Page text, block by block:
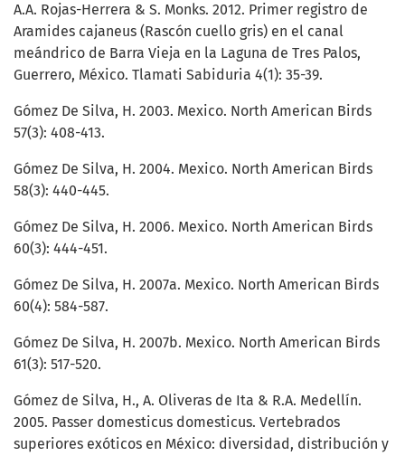
A.A. Rojas-Herrera & S. Monks. 2012. Primer registro de
Aramides cajaneus (Rascón cuello gris) en el canal
meándrico de Barra Vieja en la Laguna de Tres Palos,
Guerrero, México. Tlamati Sabiduria 4(1): 35-39.
Gómez De Silva, H. 2003. Mexico. North American Birds
57(3): 408-413.
Gómez De Silva, H. 2004. Mexico. North American Birds
58(3): 440-445.
Gómez De Silva, H. 2006. Mexico. North American Birds
60(3): 444-451.
Gómez De Silva, H. 2007a. Mexico. North American Birds
60(4): 584-587.
Gómez De Silva, H. 2007b. Mexico. North American Birds
61(3): 517-520.
Gómez de Silva, H., A. Oliveras de Ita & R.A. Medellín.
2005. Passer domesticus domesticus. Vertebrados
superiores exóticos en México: diversidad, distribución y